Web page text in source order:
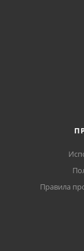
Правила